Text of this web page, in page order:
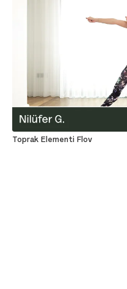
Toprak Elementi Flov